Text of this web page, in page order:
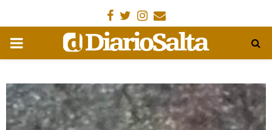
Facebook
Gorjeo
Instagram
Email
MENÚ